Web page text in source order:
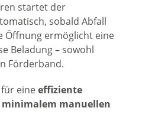
startet der
sobald Abfall
Öffnung ermöglicht eine
Beladung – sowohl
Förderband.
eineeffiziente
manuellen